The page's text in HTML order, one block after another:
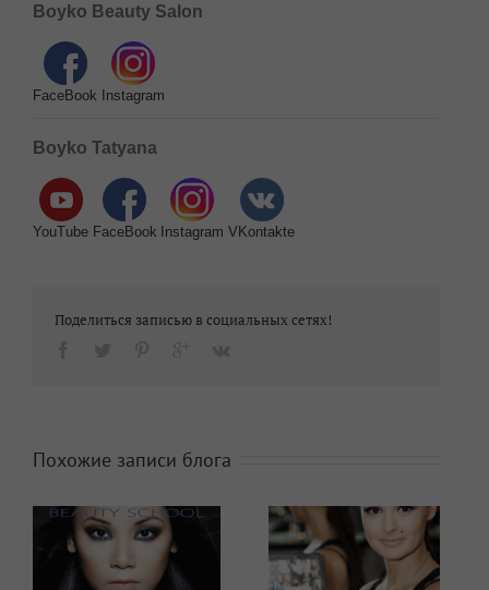
Boyko Beauty Salon
FaceBook Instagram
Boyko Tatyana
YouTube FaceBook Instagram VKontakte
Поделиться записью в социальных сетях!
Похожие записи блога